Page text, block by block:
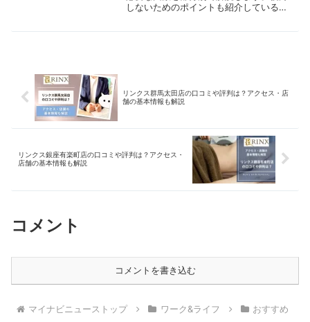
しないためのポイントも紹介しているの
リンクス群馬太田店の口コミや評判は？アクセス・店
舗の基本情報も解説
リンクス銀座有楽町店の口コミや評判は？アクセス・
店舗の基本情報も解説
コメント
コメントを書き込む
マイナビニューストップ ワーク&ライフ おすすめ